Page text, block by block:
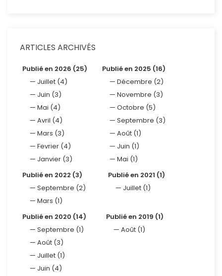
ARTICLES ARCHIVÉS
Publié en 2026 (25)
Juillet (4)
Juin (3)
Mai (4)
Avril (4)
Mars (3)
Fevrier (4)
Janvier (3)
Publié en 2025 (16)
Décembre (2)
Novembre (3)
Octobre (5)
Septembre (3)
Août (1)
Juin (1)
Mai (1)
Publié en 2022 (3)
Septembre (2)
Mars (1)
Publié en 2021 (1)
Juillet (1)
Publié en 2020 (14)
Septembre (1)
Août (3)
Juillet (1)
Juin (4)
Publié en 2019 (1)
Août (1)